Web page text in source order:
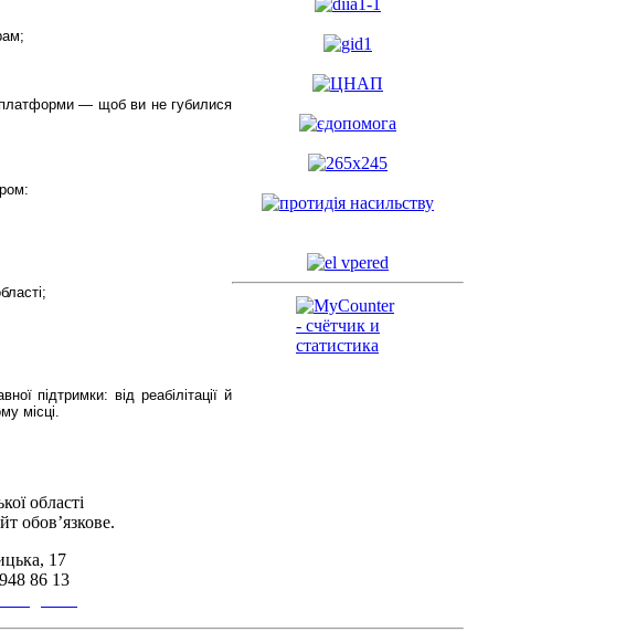
платформи — щоб ви не губилися
підтримки: від реабілітації й
місці.
області
обов’язкове.
17
86 13